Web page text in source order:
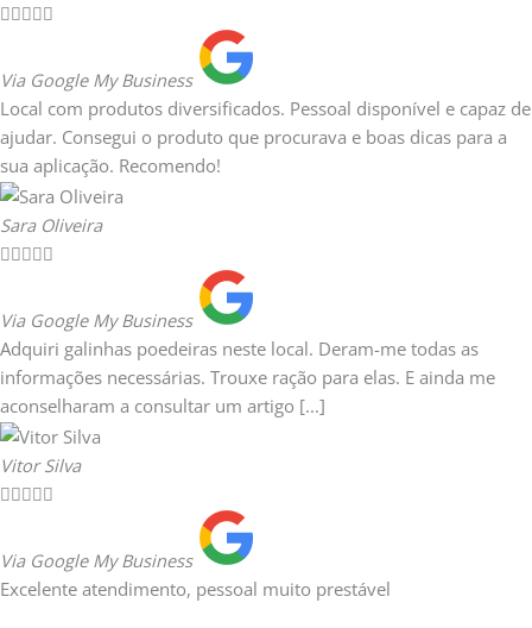

Via Google My Business
Local com produtos diversificados. Pessoal disponível e capaz de
ajudar. Consegui o produto que procurava e boas dicas para a
sua aplicação. Recomendo!
Sara Oliveira

Via Google My Business
Adquiri galinhas poedeiras neste local. Deram-me todas as
informações necessárias. Trouxe ração para elas. E ainda me
aconselharam a consultar um artigo [...]
Vitor Silva

Via Google My Business
Excelente atendimento, pessoal muito prestável